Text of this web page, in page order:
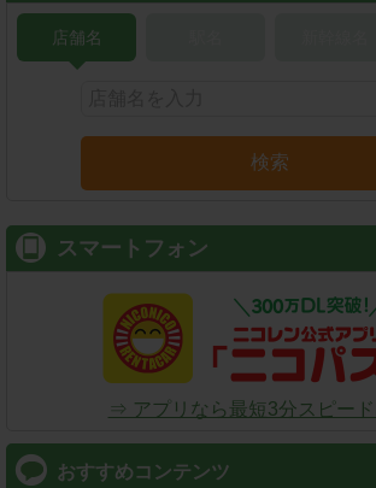
店舗名
検索
スマートフォン
⇒ アプリなら最短3分スピード
おすすめコンテンツ